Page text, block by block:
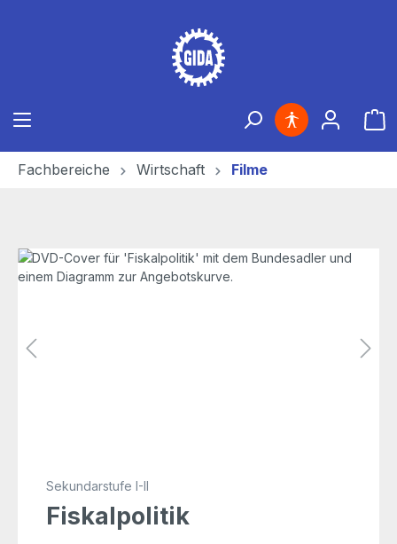
Fachbereiche Wirtschaft Filme
Bildergalerie überspringen
Sekundarstufe I-II
Fiskalpolitik